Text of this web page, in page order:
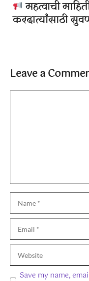
महत्वाची
करदात्यांसाठी
Leave a
Comment
Name
Email
Website
Save my name,